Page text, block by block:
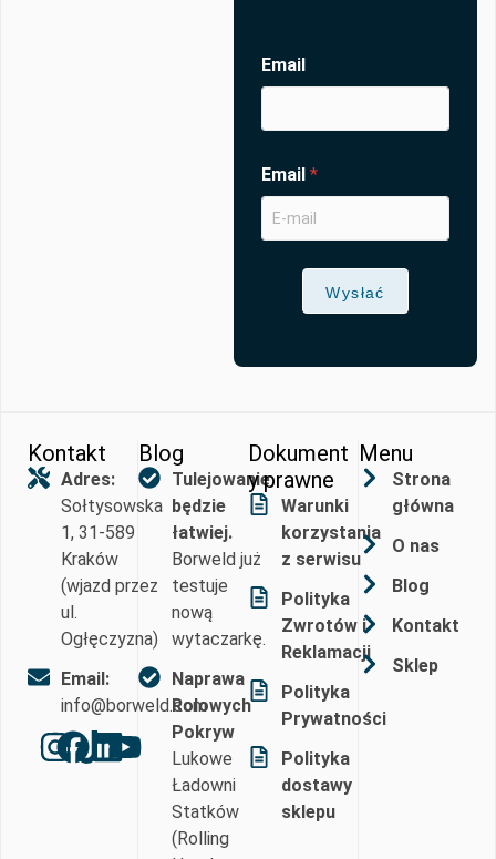
Email
Email*
Wysłać
Kontakt
Adres:
Sołtysowska
1, 31-589
Kraków
(wjazd przez
ul.
Ogłęczyzna)
Email:
info@borweld.com
Blog
Tulejowanie
będzie
łatwiej.
Borweld już
testuje
nową
wytaczarkę.
Naprawa
Rolowych
Pokryw
Lukowe
Ładowni
Statków
(Rolling
Dokument
y prawne
Warunki
korzystania
z serwisu
Polityka
Zwrotów i
Reklamacji
Polityka
Prywatności
Polityka
dostawy
sklepu
Menu
Strona
główna
O nas
Blog
Kontakt
Sklep